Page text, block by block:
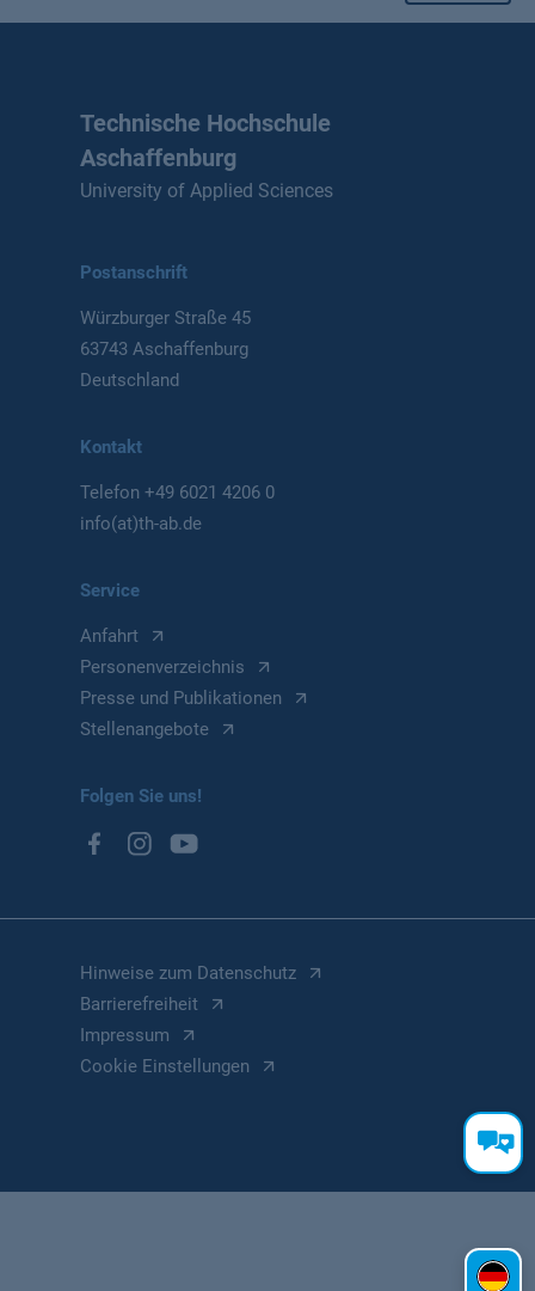
Technische Hochschule
Aschaffenburg
University of Applied Sciences
Postanschrift
Würzburger Straße 45
63743 Aschaffenburg
Deutschland
Kontakt
Telefon+49 6021 4206 0
info(at)th-ab.de
Service
Anfahrt
Personenverzeichnis
Presse und Publikationen
Stellenangebote
Folgen Sie uns!
Hinweise zum Datenschutz
Barrierefreiheit
Impressum
Cookie Einstellungen